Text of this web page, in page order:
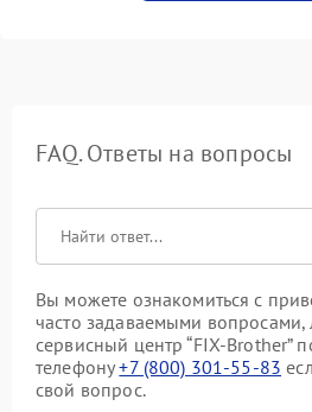
FAQ. Ответы на вопросы
Вы можете ознакомиться с
часто задаваемыми вопросами,
сервисный центр “FIX-Brother”
телефону+7 (800) 301-55-83
свой вопрос.